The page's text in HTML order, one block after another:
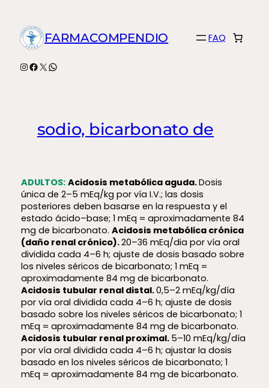
contenidoFARMACOMPENDIO FAQ
Instagram
Facebook
X WhatsApp
sodio, bicarbonato de
ADULTOS: Acidosis metabólica aguda.Dosis
única de 2–5 mEq/kg por vía I.V.; las dosis
posteriores deben basarse en la respuesta y el
estado ácido–base; 1 mEq = aproximadamente 84
mg de bicarbonato. Acidosis metabólica crónica
(daño renal crónico).20–36 mEq/dia por vía oral
dividida cada 4–6 h; ajuste de dosis basado sobre
los niveles séricos de bicarbonato; 1 mEq =
aproximadamente 84 mg de bicarbonato.
Acidosis tubular renal distal.0,5–2 mEq/kg/día
por vía oral dividida cada 4–6 h; ajuste de dosis
basado sobre los niveles séricos de bicarbonato; 1
mEq = aproximadamente 84 mg de bicarbonato.
Acidosis tubular renal proximal. 5–10 mEq/kg/día
por vía oral dividida cada 4–6 h; ajustar la dosis
basado en los niveles séricos de bicarbonato; 1
mEq = aproximadamente 84 mg de bicarbonato.